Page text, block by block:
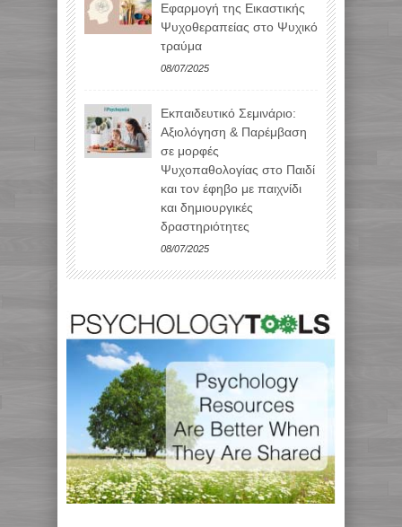
Εφαρμογή της Εικαστικής
Ψυχοθεραπείας στο Ψυχικό
τραύμα
08/07/2025
Εκπαιδευτικό Σεμινάριο:
Αξιολόγηση & Παρέμβαση
σε μορφές
Ψυχοπαθολογίας στο Παιδί
και τον έφηβο με παιχνίδι
και δημιουργικές
δραστηριότητες
08/07/2025